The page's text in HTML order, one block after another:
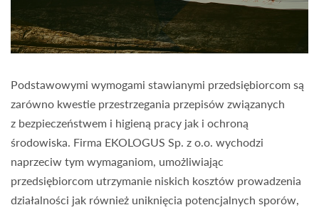
Podstawowymi wymogami stawianymi przedsiębiorcom są
zarówno kwestie przestrzegania przepisów związanych
z bezpieczeństwem i higieną pracy jak i ochroną
środowiska. Firma EKOLOGUS Sp. z o.o. wychodzi
naprzeciw tym wymaganiom, umożliwiając
przedsiębiorcom utrzymanie niskich kosztów prowadzenia
działalności jak również uniknięcia potencjalnych sporów,